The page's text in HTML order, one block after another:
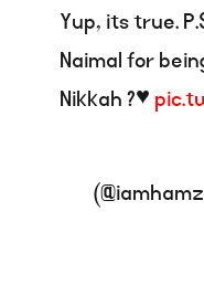
Yup, its true.
Naimal for
Nikkah ?♥️